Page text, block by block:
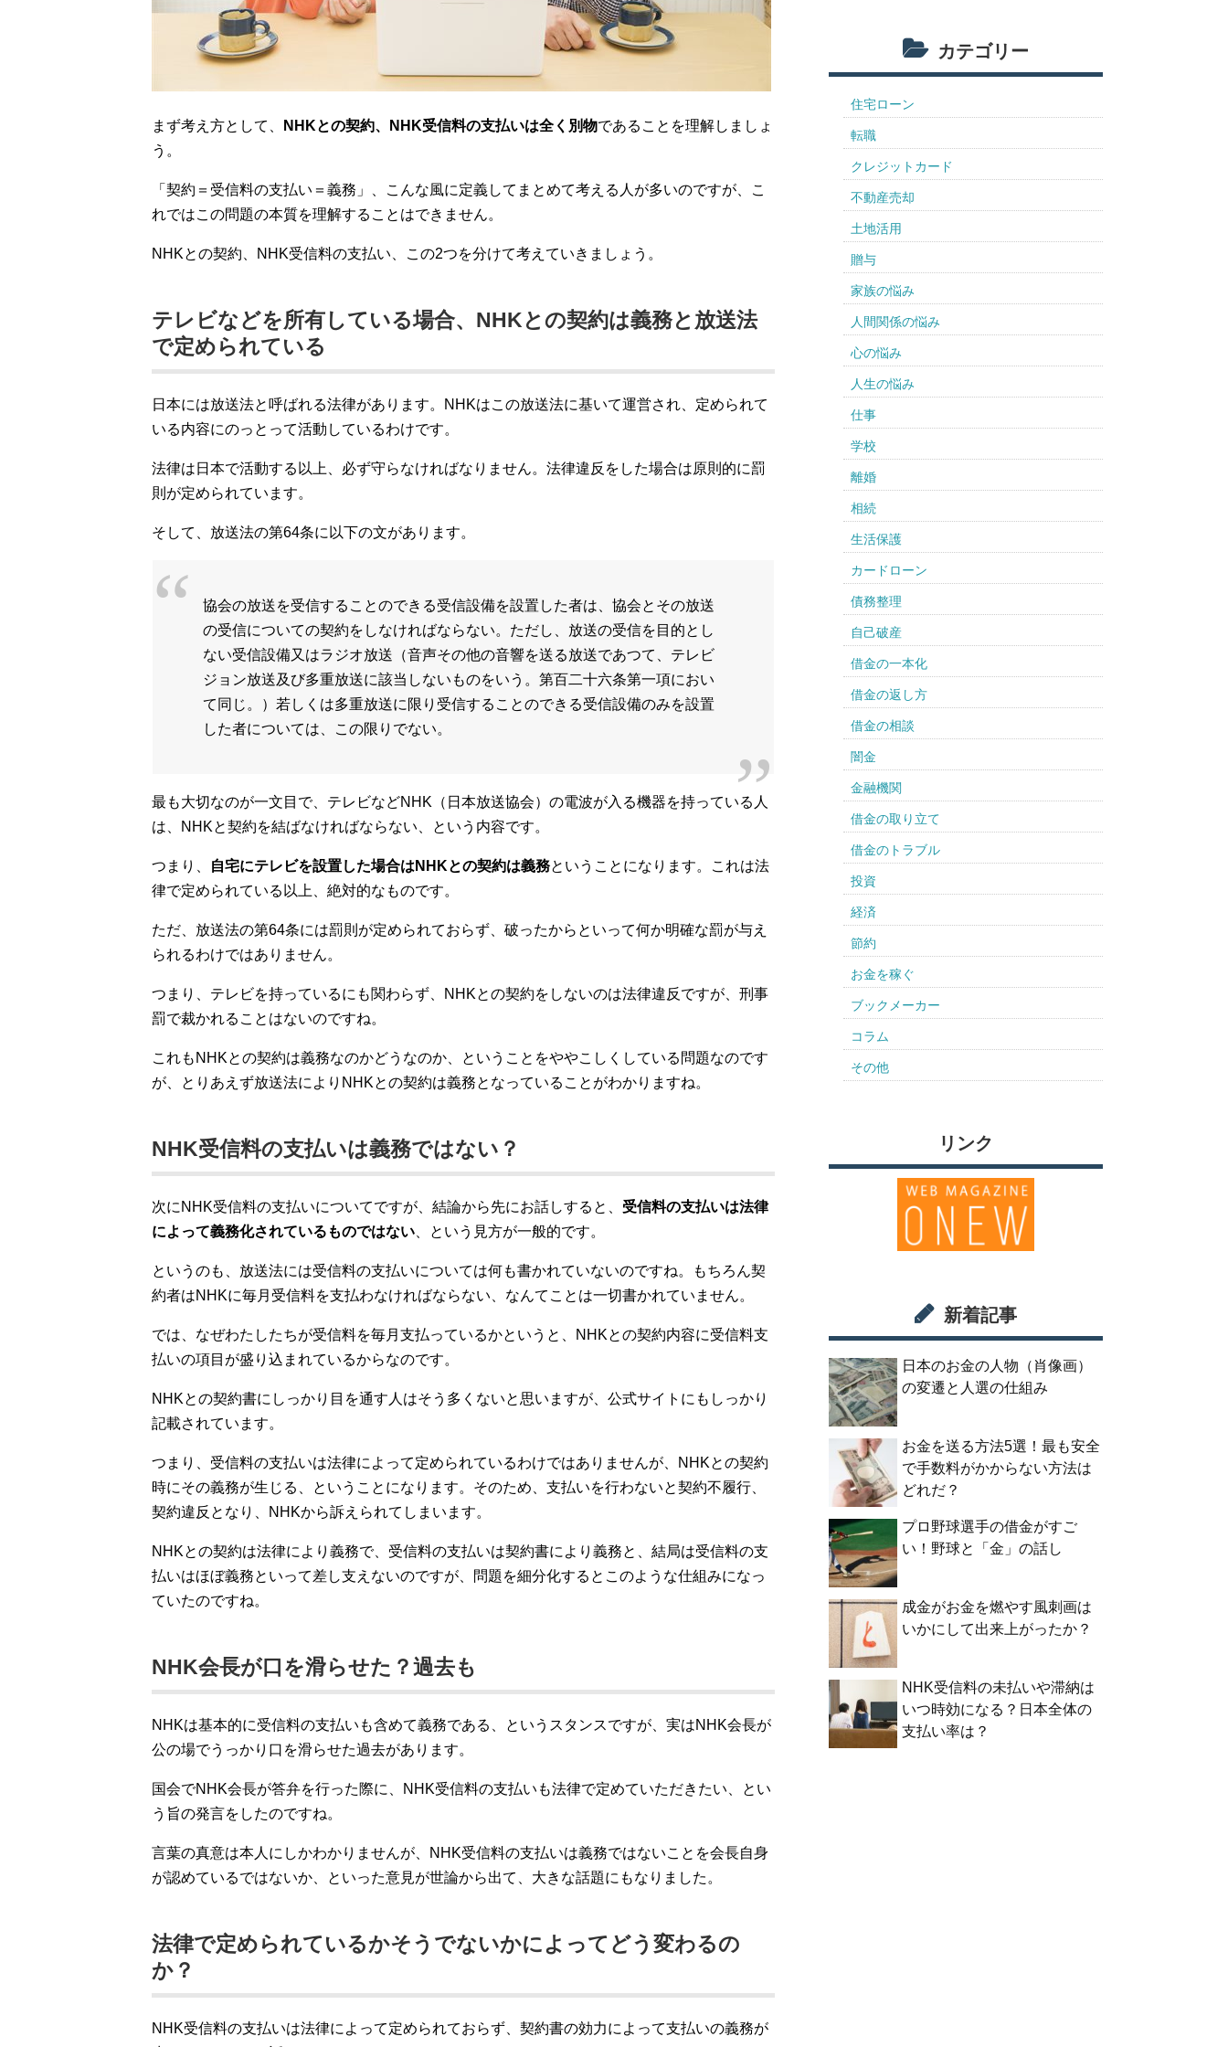
まず考え方として、 NHKとの契約、NHK受信料の支払いは全く別物であることを理解しましょ
う。
「契約＝受信料の支払い＝義務」、こんな風に定義してまとめて考える人が多いのですが、こ
れではこの問題の本質を理解することはできません。
NHKとの契約、NHK受信料の支払い、この2つを分けて考えていきましょう。
テレビなどを所有している場合、NHKとの契約は義務と放送法
で定められている
日本には放送法と呼ばれる法律があります。NHKはこの放送法に基いて運営され、定められて
いる内容にのっとって活動しているわけです。
法律は日本で活動する以上、必ず守らなければなりません。法律違反をした場合は原則的に罰
則が定められています。
そして、放送法の第64条に以下の文があります。
協会の放送を受信することのできる受信設備を設置した者は、協会とその放送
の受信についての契約をしなければならない。ただし、放送の受信を目的とし
ない受信設備又はラジオ放送（音声その他の音響を送る放送であつて、テレビ
ジョン放送及び多重放送に該当しないものをいう。第百二十六条第一項におい
て同じ。）若しくは多重放送に限り受信することのできる受信設備のみを設置
した者については、この限りでない。
最も大切なのが一文目で、テレビなどNHK（日本放送協会）の電波が入る機器を持っている人
は、NHKと契約を結ばなければならない、という内容です。
つまり、 自宅にテレビを設置した場合はNHKとの契約は義務ということになります。これは法
律で定められている以上、絶対的なものです。
ただ、放送法の第64条には罰則が定められておらず、破ったからといって何か明確な罰が与え
られるわけではありません。
つまり、テレビを持っているにも関わらず、NHKとの契約をしないのは法律違反ですが、刑事
罰で裁かれることはないのですね。
これもNHKとの契約は義務なのかどうなのか、ということをややこしくしている問題なのです
が、とりあえず放送法によりNHKとの契約は義務となっていることがわかりますね。
NHK受信料の支払いは義務ではない？
次にNHK受信料の支払いについてですが、結論から先にお話しすると、 受信料の支払いは法律
によって義務化されているものではない 、という見方が一般的です。
というのも、放送法には受信料の支払いについては何も書かれていないのですね。もちろん契
約者はNHKに毎月受信料を支払わなければならない、なんてことは一切書かれていません。
では、なぜわたしたちが受信料を毎月支払っているかというと、NHKとの契約内容に受信料支
払いの項目が盛り込まれているからなのです。
NHKとの契約書にしっかり目を通す人はそう多くないと思いますが、公式サイトにもしっかり
記載されています。
つまり、受信料の支払いは法律によって定められているわけではありませんが、NHKとの契約
時にその義務が生じる、ということになります。そのため、支払いを行わないと契約不履行、
契約違反となり、NHKから訴えられてしまいます。
NHKとの契約は法律により義務で、受信料の支払いは契約書により義務と、結局は受信料の支
払いはほぼ義務といって差し支えないのですが、問題を細分化するとこのような仕組みになっ
ていたのですね。
NHK会長が口を滑らせた？過去も
NHKは基本的に受信料の支払いも含めて義務である、というスタンスですが、実はNHK会長が
公の場でうっかり口を滑らせた過去があります。
国会でNHK会長が答弁を行った際に、NHK受信料の支払いも法律で定めていただきたい、とい
う旨の発言をしたのですね。
言葉の真意は本人にしかわかりませんが、NHK受信料の支払いは義務ではないことを会長自身
が認めているではないか、といった意見が世論から出て、大きな話題にもなりました。
法律で定められているかそうでないかによってどう変わるの
か？
NHK受信料の支払いは法律によって定められておらず、契約書の効力によって支払いの義務が
カテゴリー
住宅ローン
転職
クレジットカード
不動産売却
土地活用
贈与
家族の悩み
人間関係の悩み
心の悩み
人生の悩み
仕事
学校
離婚
相続
生活保護
カードローン
債務整理
自己破産
借金の一本化
借金の返し方
借金の相談
闇金
金融機関
借金の取り立て
借金のトラブル
投資
経済
節約
お金を稼ぐ
ブックメーカー
コラム
その他
リンク
新着記事
日本のお金の人物（肖像画）
の変遷と人選の仕組み
お金を送る方法5選！最も安全
で手数料がかからない方法は
どれだ？
プロ野球選手の借金がすご
い！野球と「金」の話し
成金がお金を燃やす風刺画は
いかにして出来上がったか？
NHK受信料の未払いや滞納は
いつ時効になる？日本全体の
支払い率は？